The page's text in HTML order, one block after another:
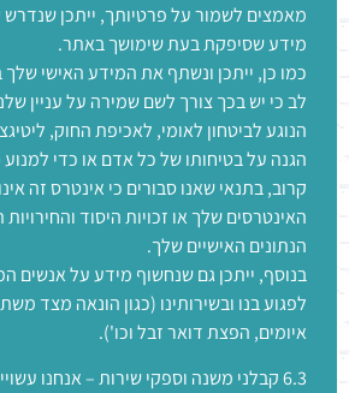
מאמצים לשמור על פרטיותך, ייתכן
מידע שסיפקת בעת שימושך באתר.
כמו כן, ייתכן ונשתף את המידע האישי
לב כי יש בכך צורך לשם שמירה על עניין
הנוגע לביטחון לאומי, לאכיפת החוק,
הגנה על בטיחותו של כל אדם או כדי למנוע
קרוב, בתנאי שאנו סבורים כי אינטרס זה
האינטרסים שלך או זכויות היסוד
הנתונים האישיים שלך.
בנוסף, ייתכן גם שנחשוף מידע על אנשים
לפגוע בנו ובשירותינו (כגון הונאה מצד
איומים, הפצת דואר זבל וכו').
6.3 קבלני משנה וספקי שירות – אנחנו